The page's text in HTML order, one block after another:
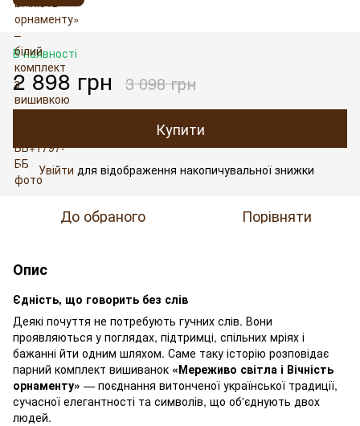
В наявності
2 898 грн 3 098 грн
Купити
% Увійти для відображення накопичувальної знижки
До обраного Порівняти
Опис
Єдність, що говорить без слів
Деякі почуття не потребують гучних слів. Вони
проявляються у поглядах, підтримці, спільних мріях і
бажанні йти одним шляхом. Саме таку історію розповідає
парний комплект вишиванок «Мереживо світла і Вічність
орнаменту» — поєднання витонченої української традиції,
сучасної елегантності та символів, що об'єднують двох
людей.